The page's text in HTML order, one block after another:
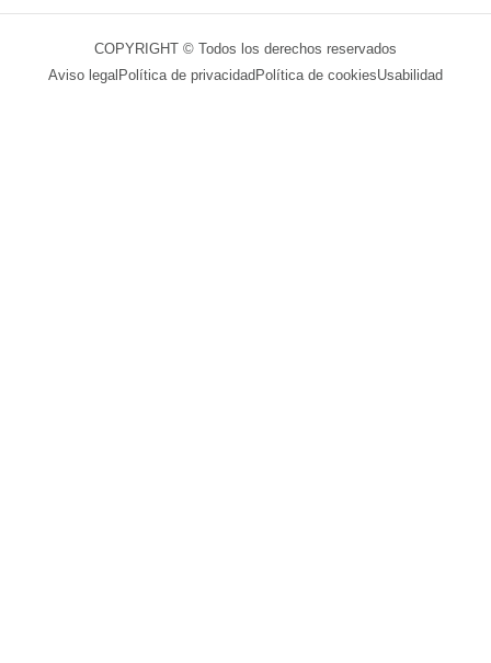
COPYRIGHT © Todos los derechos reservados
Aviso legal Política de privacidad Política de cookiesUsabilidad